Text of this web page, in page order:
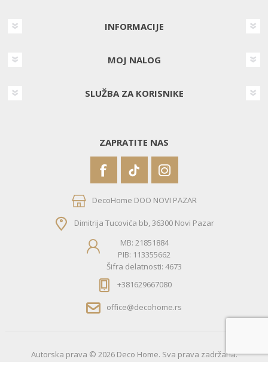
INFORMACIJE
MOJ NALOG
SLUŽBA ZA KORISNIKE
ZAPRATITE NAS
DecoHome DOO NOVI PAZAR
Dimitrija Tucovića bb, 36300 Novi Pazar
MB: 21851884
PIB: 113355662
Šifra delatnosti: 4673
+381629667080
office@decohome.rs
Autorska prava © 2026 Deco Home. Sva prava zadržana.